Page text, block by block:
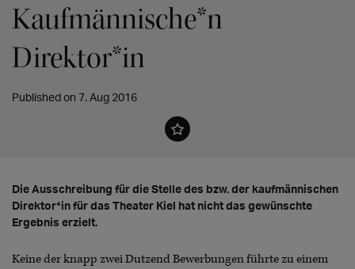
Kaufmännische*n
Direktor*in
Published on 7. Aug 2016
Die Ausschreibung für die Stelle des bzw. der kaufmännischen
Direktor*in für das Theater Kiel hat nicht das gewünschte
Ergebnis erzielt.
Keine der knapp zwei Dutzend Bewerbungen führte zu einem